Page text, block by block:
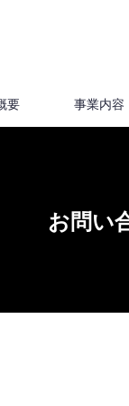
要 事業内容
お問い